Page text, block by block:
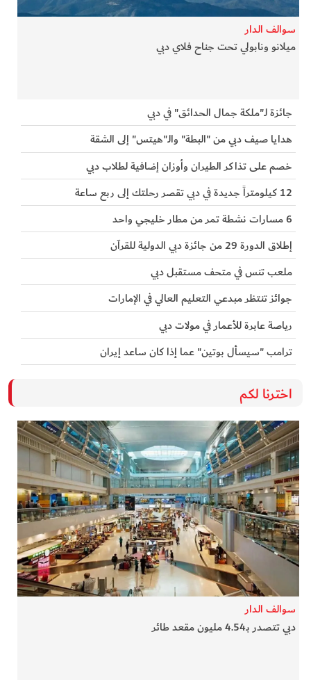
تكنولوجيا
من العالم
سوالف الدار
ميلانو ونابولي تحت جناح فلاي دبي
جائزة لـ"ملكة جمال الحدائق" في دبي
هدايا صيف دبي من "البطة" والـ"هيتس" إلى الشقة
خصم على تذاكر الطيران وأوزان إضافية لطلاب دبي
12 كيلومتراً جديدة في دبي تقصر رحلتك إلى ربع ساعة
6 مسارات نشطة تمر من مطار خليجي واحد
إطلاق الدورة 29 من جائزة دبي الدولية للقرآن
ملعب تنس في متحف مستقبل دبي
جوائز تنتظر مبدعي التعليم العالي في الإمارات
رياصة عابرة للأعمار في مولات دبي
ترامب "سيسأل بوتين" عما إذا كان ساعد إيران
اخترنا لكم
سوالف الدار
دبي تتصدر بـ4.54 مليون مقعد طائر